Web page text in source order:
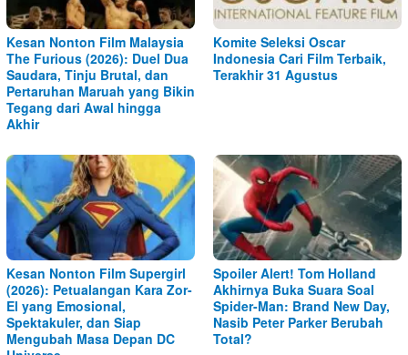
Kesan Nonton Film Malaysia
The Furious (2026): Duel Dua
Saudara, Tinju Brutal, dan
Pertaruhan Maruah yang Bikin
Tegang dari Awal hingga
Akhir
Komite Seleksi Oscar
Indonesia Cari Film Terbaik,
Terakhir 31 Agustus
Kesan Nonton Film Supergirl
(2026): Petualangan Kara Zor-
El yang Emosional,
Spektakuler, dan Siap
Mengubah Masa Depan DC
Spoiler Alert! Tom Holland
Akhirnya Buka Suara Soal
Spider-Man: Brand New Day,
Nasib Peter Parker Berubah
Total?